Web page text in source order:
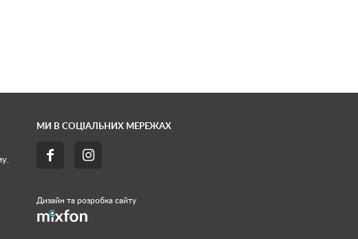
МИ В СОЦІАЛЬНИХ МЕРЕЖАХ
 
Дизайн та розробка сайту